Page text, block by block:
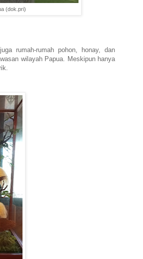
(dok.pri)
rumah-rumah pohon, honay, dan
wilayah Papua. Meskipun hanya